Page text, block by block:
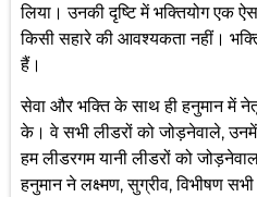
लिया। उनकी दृष्टि में भक्तियोग एक
किसी सहारे की आवश्यकता नहीं। भक्ति
हैं।
सेवा और भक्ति के साथ ही हनुमान में
के। वे सभी लीडरों को जोड़नेवाले,
हम लीडरगम यानी लीडरों को
हनुमान ने लक्ष्मण, सुग्रीव, विभीषण